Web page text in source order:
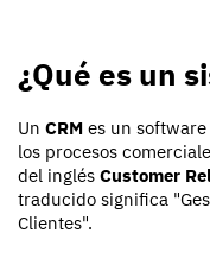
¿Qué es un
Un CRM es un
los procesos
del inglés Customer
traducido significa
Clientes".